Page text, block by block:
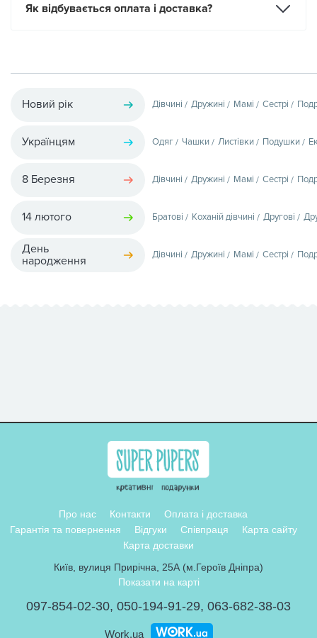
Як відбувається оплата і доставка?
Новий рік Дівчині Дружині Мамі Сестрі
Українцям Одяг Чашки Листівки Подушки
8 Березня Дівчині Дружині Мамі Сестрі
14 лютого Братові Коханій дівчині Другові
День
народження
Дівчині Дружині Мамі Сестрі
Про нас Контакти
Оплата і доставка
Гарантія та повернення
Відгуки Співпраця
Карта сайту
Карта доставки
Київ, вулиця Прирічна, 25А (м.Героїв Дніпра)
Показати на карті
097-854-02-30, 050-194-91-29, 063-682-38-03
Work.ua